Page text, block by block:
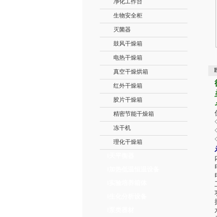
净化工作台
生物安全柜
灭菌器
鼓风干燥箱
电热干燥箱
真空干燥烘箱
红外干燥箱
胶片干燥箱
精密节能干燥箱
冻干机
理化干燥箱